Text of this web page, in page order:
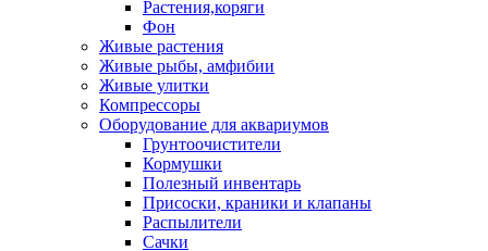
Растения,коряги
Фон
Живые растения
Живые рыбы, амфибии
Живые улитки
Компрессоры
Оборудование для аквариумов
Грунтоочистители
Кормушки
Полезный инвентарь
Присоски, краники и клапаны
Распылители
Сачки